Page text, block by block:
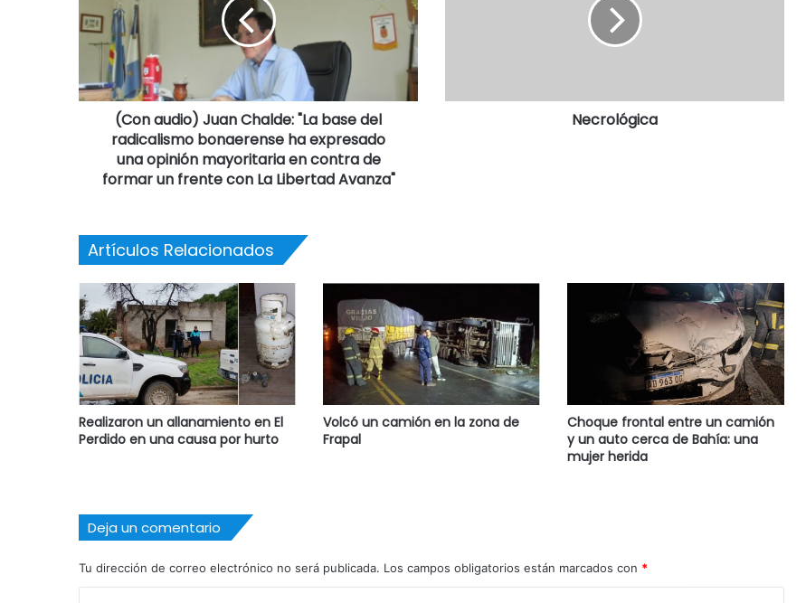
(Con audio) Juan Chalde: "La base del
radicalismo bonaerense ha expresado
una opinión mayoritaria en contra de
formar un frente con La Libertad Avanza"
Necrológica
Artículos Relacionados
Realizaron un allanamiento en El
Perdido en una causa por hurto
Volcó un camión en la zona de
Frapal
Choque frontal entre un camión
y un auto cerca de Bahía: una
mujer herida
Deja un comentario
Tu dirección de correo electrónico no será publicada. Los campos obligatorios están marcados con *